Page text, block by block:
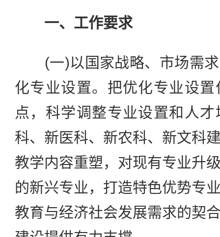
一、工作要求
(一)以国家战略、市场需求
化专业设置。把优化专业设
点，科学调整专业设置和人
科、新医科、新农科、新文科
教学内容重塑，对现有专业升
的新兴专业，打造特色优势专
教育与经济社会发展需求的契